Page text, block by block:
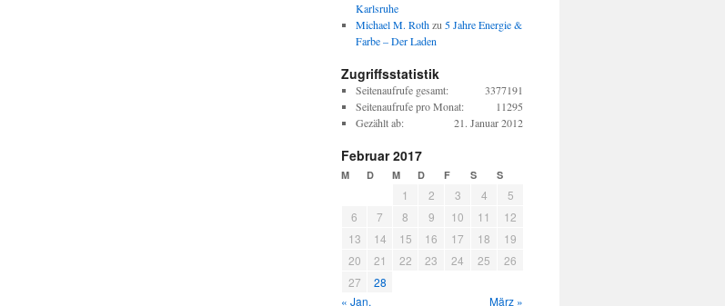
Karlsruhe
Michael M. Rothzu 5 Jahre Energie &
Farbe – Der Laden
Zugriffsstatistik
3377191
Seitenaufrufe gesamt:
11295
Seitenaufrufe pro Monat:
21. Januar 2012
Gezählt ab:
Februar 2017
M D M D F S S
1 2 3 4
5
6
7 8 9 10 11
12
13
14 15 16 17 18
19
20
21 22 23 24 25
26
27
28
« Jan.
März »